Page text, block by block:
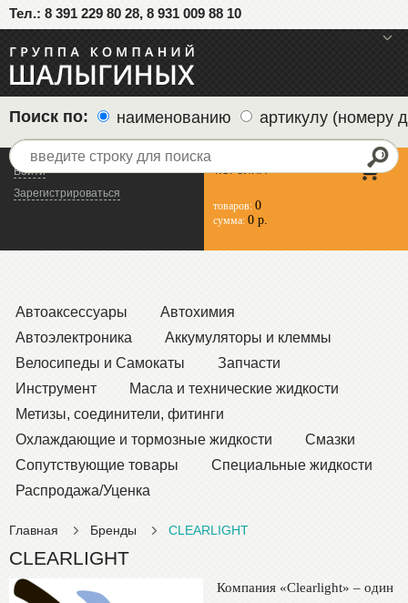
Тел.: 8 391 229 80 28, 8 931 009 88 10
Войти
Зарегистрироваться
КОРЗИНА
товаров: 0
сумма: 0 р.
Поиск по: наименованию артикулу (номеру
Автоаксессуары
Автохимия
Автоэлектроника
Аккумуляторы и клеммы
Велосипеды и Самокаты
Запчасти
Инструмент
Масла и технические жидкости
Метизы, соединители, фитинги
Охлаждающие и тормозные жидкости
Смазки
Сопутствующие товары
Специальные жидкости
Распродажа/Уценка
Главная Бренды CLEARLIGHT
CLEARLIGHT
Компания «Clearlight» – один